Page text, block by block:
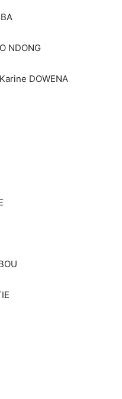
NDONG
DOWENA